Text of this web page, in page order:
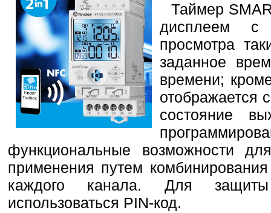
Таймер
дисплеем с
просмотра
заданное
времени;
отображается
состояние
функциональные возможности
применения путем
каждого канала. Для
использоваться PIN-код.